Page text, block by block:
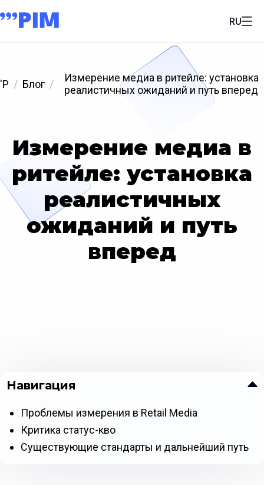
RU
'P Блог
Измерение медиа в ритейле: установка
реалистичных ожиданий и путь вперед
Измерение медиа в
ритейле: установка
реалистичных
ожиданий и путь
вперед
Навигация
Проблемы измерения в Retail Media
Критика статус-кво
Существующие стандарты и дальнейший путь